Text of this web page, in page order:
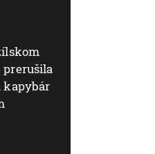
prerušila
kapybár